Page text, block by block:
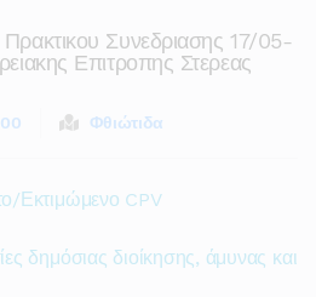
Συνεδριασης 17/05-
Επιτροπης Στερεας
Φθιώτιδα
CPV
δημόσιας διοίκησης, άμυνας και